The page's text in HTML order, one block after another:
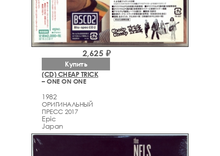
(CD) CHEAP TRICK
– ONE ON ONE
1982
ОРИГИНАЛЬНЫЙ
ПРЕСС 2017
Epic
Japan
2,625 ₽
Купить